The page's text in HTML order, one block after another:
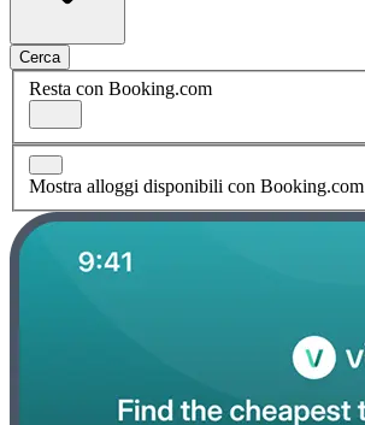
Cerca
Resta con Booking.com
Mostra alloggi disponibili con Booking.com